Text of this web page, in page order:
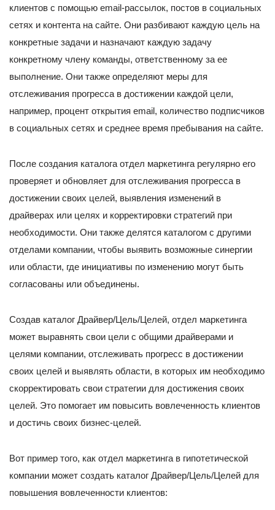
клиентов с помощью email-рассылок, постов в социальных
сетях и контента на сайте. Они разбивают каждую цель на
конкретные задачи и назначают каждую задачу
конкретному члену команды, ответственному за ее
выполнение. Они также определяют меры для
отслеживания прогресса в достижении каждой цели,
например, процент открытия email, количество подписчиков
в социальных сетях и среднее время пребывания на сайте.
После создания каталога отдел маркетинга регулярно его
проверяет и обновляет для отслеживания прогресса в
достижении своих целей, выявления изменений в
драйверах или целях и корректировки стратегий при
необходимости. Они также делятся каталогом с другими
отделами компании, чтобы выявить возможные синергии
или области, где инициативы по изменению могут быть
согласованы или объединены.
Создав каталог Драйвер/Цель/Целей, отдел маркетинга
может выравнять свои цели с общими драйверами и
целями компании, отслеживать прогресс в достижении
своих целей и выявлять области, в которых им необходимо
скорректировать свои стратегии для достижения своих
целей. Это помогает им повысить вовлеченность клиентов
и достичь своих бизнес-целей.
Вот пример того, как отдел маркетинга в гипотетической
компании может создать каталог Драйвер/Цель/Целей для
повышения вовлеченности клиентов: